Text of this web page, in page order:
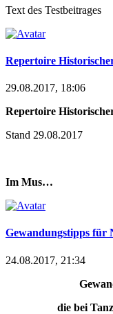
Text des Testbeitrages
Repertoire
29.08.2017, 18:06
Repertoire
Stand 29.08.2017
Im Mus…
Gewandungstipps für
24.08.2017, 21:34
die bei